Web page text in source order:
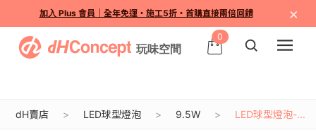
加入 Plus 會員｜全年免運・施工5折・首購直接兩倍回饋 ×
0
dH賣店 LED球型燈泡 9.5W LED球型燈泡-...